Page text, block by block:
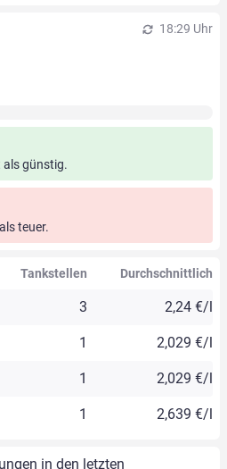
18:29 Uhr
als günstig.
teuer.
Tankstellen Durchschnittlich
3 2,24 €/l
1 2,029 €/l
1 2,029 €/l
1 2,639 €/l
in den letzten